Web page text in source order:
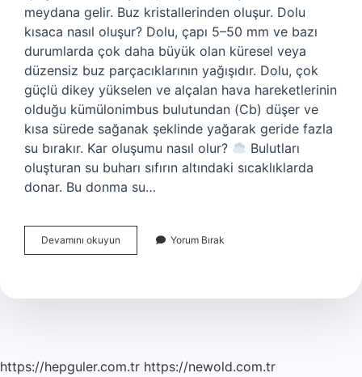
meydana gelir. Buz kristallerinden oluşur. Dolu
kısaca nasıl oluşur? Dolu, çapı 5–50 mm ve bazı
durumlarda çok daha büyük olan küresel veya
düzensiz buz parçacıklarının yağışıdır. Dolu, çok
güçlü dikey yükselen ve alçalan hava hareketlerinin
olduğu kümülonimbus bulutundan (Cb) düşer ve
kısa sürede sağanak şeklinde yağarak geride fazla
su bırakır. Kar oluşumu nasıl olur?
Bulutları
oluşturan su buharı sıfırın altındaki sıcaklıklarda
donar. Bu donma su…
Devamını okuyun
Ve
Olusur
Yorum Bırak
https://hepguler.com.tr https://newold.com.tr